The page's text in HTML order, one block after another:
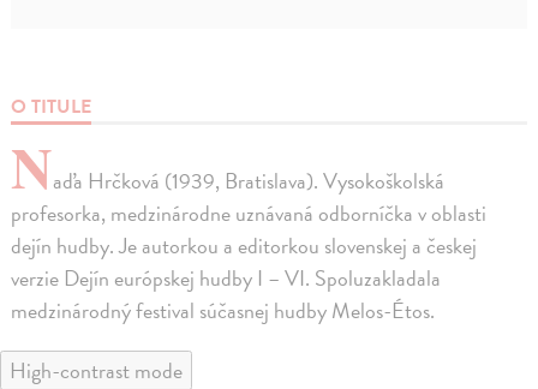
O TITULE
Naďa Hrčková (1939, Bratislava). Vysokoškolská
profesorka, medzinárodne uznávaná odborníčka v oblasti
dejín hudby. Je autorkou a editorkou slovenskej a českej
verzie Dejín európskej hudby I – VI. Spoluzakladala
medzinárodný festival súčasnej hudby Melos-Étos.
High-contrast mode